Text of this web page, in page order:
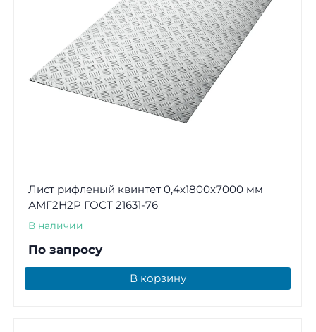
Лист рифленый квинтет 0,4х1800х7000 мм
АМГ2Н2Р ГОСТ 21631-76
В наличии
По запросу
В корзину